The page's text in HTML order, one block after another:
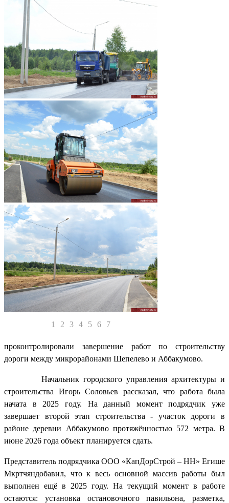
1 2 3 4 5 6 7
проконтролировали завершение работ по строительству
дороги между микрорайонами Шепелево и Аббакумово.
Начальник городского управления архитектуры и
строительства Игорь Соловьев рассказал, что работа была
начата в 2025 году. На данный момент подрядчик уже
завершает второй этап строительства - участок дороги в
районе деревни Аббакумово протяжённостью 572 метра. В
июне 2026 года объект планируется сдать.
Представитель подрядчика ООО «КапДорСтрой – НН» Егише
Мкртчяндобавил, что к весь основной массив работы был
выполнен ещё в 2025 году. На текущий момент в работе
остаются: установка остановочного павильона, разметка,